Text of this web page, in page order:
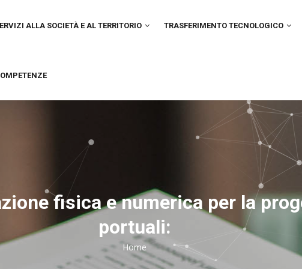
ALLA SOCIETÀ E AL TERRITORIO TRASFERIMENTO TECNOLOGICO
fisica e numerica per la
portuali:
Breadcrumb
Home